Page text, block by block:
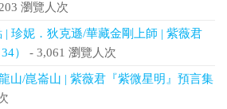
瀏覽人次
| 珍妮．狄克遜/華藏金剛上師 | 紫薇君
）
- 3,061 瀏覽人次
山/崑崙山 | 紫薇君『紫微星明』預言集